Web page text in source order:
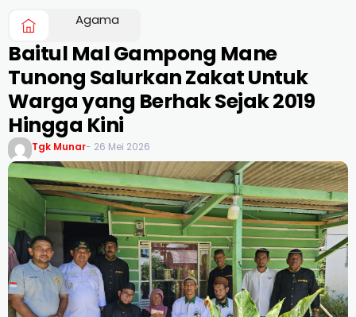
Agama
Baitul Mal Gampong Mane
Tunong Salurkan Zakat Untuk
Warga yang Berhak Sejak 2019
Hingga Kini
Tgk Munar- 26 Mei 2026